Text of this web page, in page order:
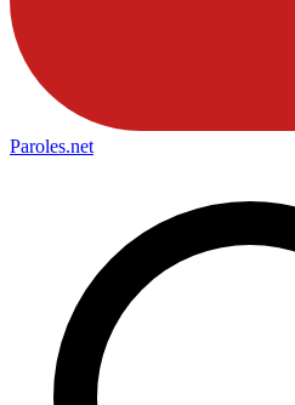
Paroles.net